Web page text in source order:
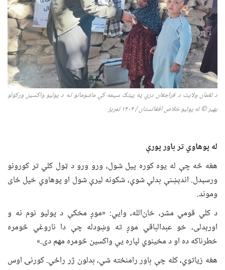
د لغمان ولایت د فراجغان درې په پیتک سیمه کې ماشومانو ته د پولیو واکسین ورکولو
بهیر © له پولیو خلاص افغانستان / ۱۴۰۴ لمریز
له پوهاوي تر باور پورې
هغه څه چې له یوه کوره پیل شول، ورو ورو د ټول کلي تر کورونو
ورسېدل. اندېښنې بدلې شوې، شکونه لیرې شول او پوهاوي خپل ځای
وموند.
د کلي قومي مشر، خان‌الله، وایي: «موږ مخکې د پولیو نوم نه و
اورېدلی، خو عبدالباقي موږ ته وښودله چې دا ناروغي څومره
خطرناکه ده او د مخینوي لپاره یې واکسین څومره مهم دی.»
هغه زیاتوي، کله چې باور رامنځته شي، بدلون ژر راځي. کورنۍ اوس